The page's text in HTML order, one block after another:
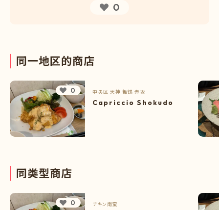
0
同一地区的商店
中央区 天神 舞鶴 赤坂
Capriccio Shokudo
0
同类型商店
チキン南蛮
0